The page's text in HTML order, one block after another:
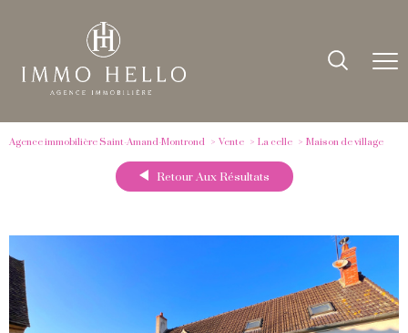
Agence immobilière Saint-Amand-Montrond Vente La celle Maison de village
Retour Aux Résultats